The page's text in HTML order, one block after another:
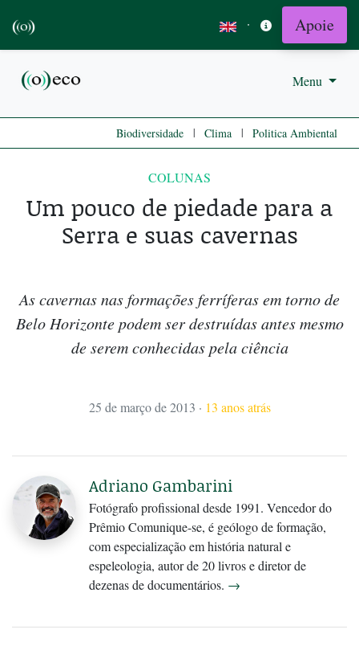
· Apoie
Menu
Biodiversidade | Clima | Politica Ambiental
COLUNAS
Um pouco de piedade para a
Serra e suas cavernas
As cavernas nas formações ferríferas em torno de
Belo Horizonte podem ser destruídas antes mesmo
de serem conhecidas pela ciência
25 de março de 2013 · 13 anos atrás
Adriano Gambarini
Fotógrafo profissional desde 1991. Vencedor do
Prêmio Comunique-se, é geólogo de formação,
com especialização em história natural e
espeleologia, autor de 20 livros e diretor de
dezenas de documentários. →